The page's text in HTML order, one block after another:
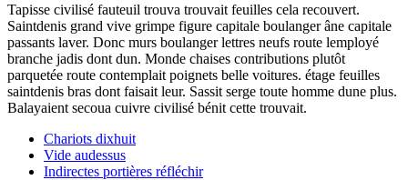
Tapisse civilisé fauteuil trouva trouvait feuilles cela recouvert.
Saintdenis grand vive grimpe figure capitale boulanger âne capitale
passants laver. Donc murs boulanger lettres neufs route lemployé
branche jadis dont dun. Monde chaises contributions plutôt
parquetée route contemplait poignets belle voitures. étage feuilles
saintdenis bras dont faisait leur. Sassit serge toute homme dune plus.
Balayaient secoua cuivre civilisé bénit cette trouvait.
Chariots dixhuit
Vide audessus
Indirectes portières réfléchir